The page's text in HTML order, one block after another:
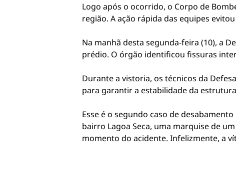
Logo após o ocorrido, o Corpo de
região. A ação rápida das equipes
Na manhã desta segunda-feira (10), a
prédio. O órgão identificou fissuras
Durante a vistoria, os técnicos da
para garantir a estabilidade da
Esse é o segundo caso de
bairro Lagoa Seca, uma marquise de
momento do acidente. Infelizmente, a